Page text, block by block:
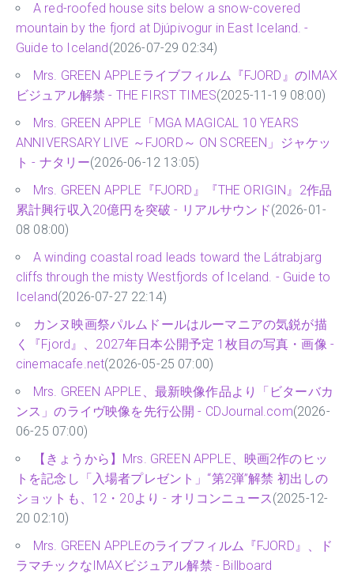
A red-roofed house sits below a snow-covered
mountain by the fjord at Djúpivogur in East Iceland. -
Guide to Iceland (2026-07-29 02:34)
Mrs. GREEN APPLEライブフィルム『FJORD』のIMAX
ビジュアル解禁 - THE FIRST TIMES(2025-11-19 08:00)
Mrs. GREEN APPLE「MGA MAGICAL 10 YEARS
ANNIVERSARY LIVE ～FJORD～ ON SCREEN」ジャケッ
ト - ナタリー(2026-06-12 13:05)
Mrs. GREEN APPLE『FJORD』『THE ORIGIN』2作品
累計興行収入20億円を突破 - リアルサウンド(2026-01-
08 08:00)
A winding coastal road leads toward the Látrabjarg
cliffs through the misty Westfjords of Iceland. - Guide to
Iceland(2026-07-27 22:14)
カンヌ映画祭パルムドールはルーマニアの気鋭が描
く『Fjord』、2027年日本公開予定 1枚目の写真・画像 -
cinemacafe.net(2026-05-25 07:00)
Mrs. GREEN APPLE、最新映像作品より「ビターバカ
ンス」のライヴ映像を先行公開 - CDJournal.com(2026-
06-25 07:00)
【きょうから】Mrs. GREEN APPLE、映画2作のヒッ
トを記念し「入場者プレゼント」“第2弾”解禁 初出しの
ショットも、12・20より - オリコンニュース(2025-12-
20 02:10)
Mrs. GREEN APPLEのライブフィルム『FJORD』、ド
ラマチックなIMAXビジュアル解禁 - Billboard